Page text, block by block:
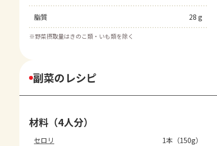
脂質 28 g
※野菜摂取量はきのこ類・いも類を除く
副菜のレシピ
材料（4人分）
セロリ 1本（150g）